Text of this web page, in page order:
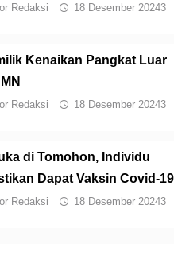
Redaksi 18 Desember 20243
Kenaikan Pangkat Luar
Redaksi 18 Desember 20243
di Tomohon, Individu
Dapat Vaksin Covid-19
Redaksi 18 Desember 20243